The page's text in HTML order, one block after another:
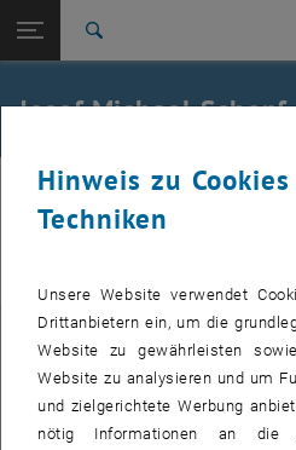
TU Login
Schopf
Josef Michael Schopf
planning
E-Mail:
josef.michael.schopf @ tuwien.ac.at
Hinweis zu
Techniken
Unsere Website verwendet
Drittanbietern ein, um die
Website zu gewährleisten
Website zu analysieren und um
und zielgerichtete Werbung
nötig Informationen an die